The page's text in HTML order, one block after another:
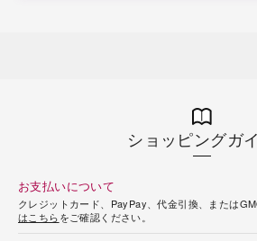
ショッピングガ
お支払いについて
クレジットカード、PayPay、代金引換、または
はこちらをご確認ください。